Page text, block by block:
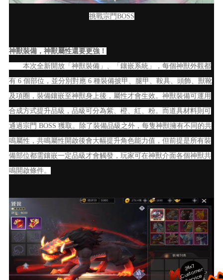
挑戰宗門BOSS
神獸裝備，神獸屬性還要更強！
本次全新開放「神獸裝備」、「鑲嵌系統」，每個神獸外觀都
有 6 個部位，並分別對應 6 種裝備披甲、腿甲、鞍具、頭飾、獸靴
及項圈，裝備鑲嵌至神獸身上後，屬性才會生效。神獸裝備可運用
合成方式提升品級，品級可分為紫、橙、紅、粉。而道具材料則可
通過宗門 BOSS 獲取。除了裝備品級之外，每隻神獸擁有不同的共
鳴屬性，共鳴屬性開啟後會大幅提升角色能力值，但前提是所有裝
備部位都需鑲嵌一定品級才會觸發，玩家可在神獸介面各個神獸共
鳴開啟條件。
24x7
ust
o
m
er
S
ervi
c